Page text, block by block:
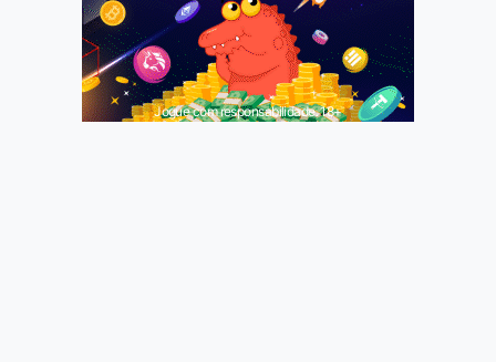
Jogue com responsabilidade. 18+